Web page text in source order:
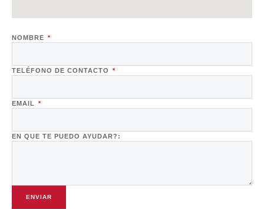
NOMBRE
TELÉFONO DE CONTACTO
EMAIL
EN QUE TE PUEDO AYUDAR?:
ENVIAR